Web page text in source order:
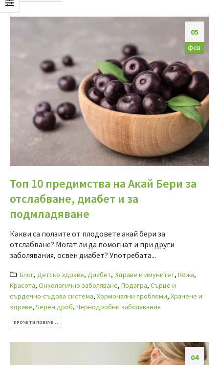
05
фев.
Топ 10 предимства на Акай Бери за
отслабване, диабет и за
подмладяване
Какви са ползите от плодовете акай бери за
отслабване? Могат ли да помогнат и при други
заболявания, освен диабет? Употребата...
Блог,Детско здраве,Диабет, Здраве и имунитет,Кожа,
Красота, Онкологично заболяване, Подагра, Сърце и
сърдечно-съдова система, Хормонални проблеми, Хранене и
здраве, Черен дроб, Чернодробни заболявания
ПРОЧЕТИ ПОВЕЧЕ...
04